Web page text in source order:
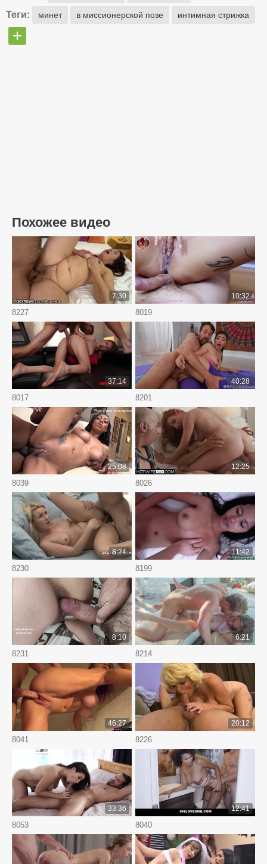
Теги: минет в миссионерской позе интимная стрижка
Похожее видео
8227
7:30
8019
10:32
8017
37:14
8201
40:28
8039
25:08
8026
12:25
8230
8:24
8199
11:42
8231
8:10
8214
6:21
8041
46:27
8226
20:12
8053
33:36
8040
12:41